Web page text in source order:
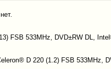
FSB 533MHz, DVD±RW DL,
D 220 (1.2) FSB 533MHz,